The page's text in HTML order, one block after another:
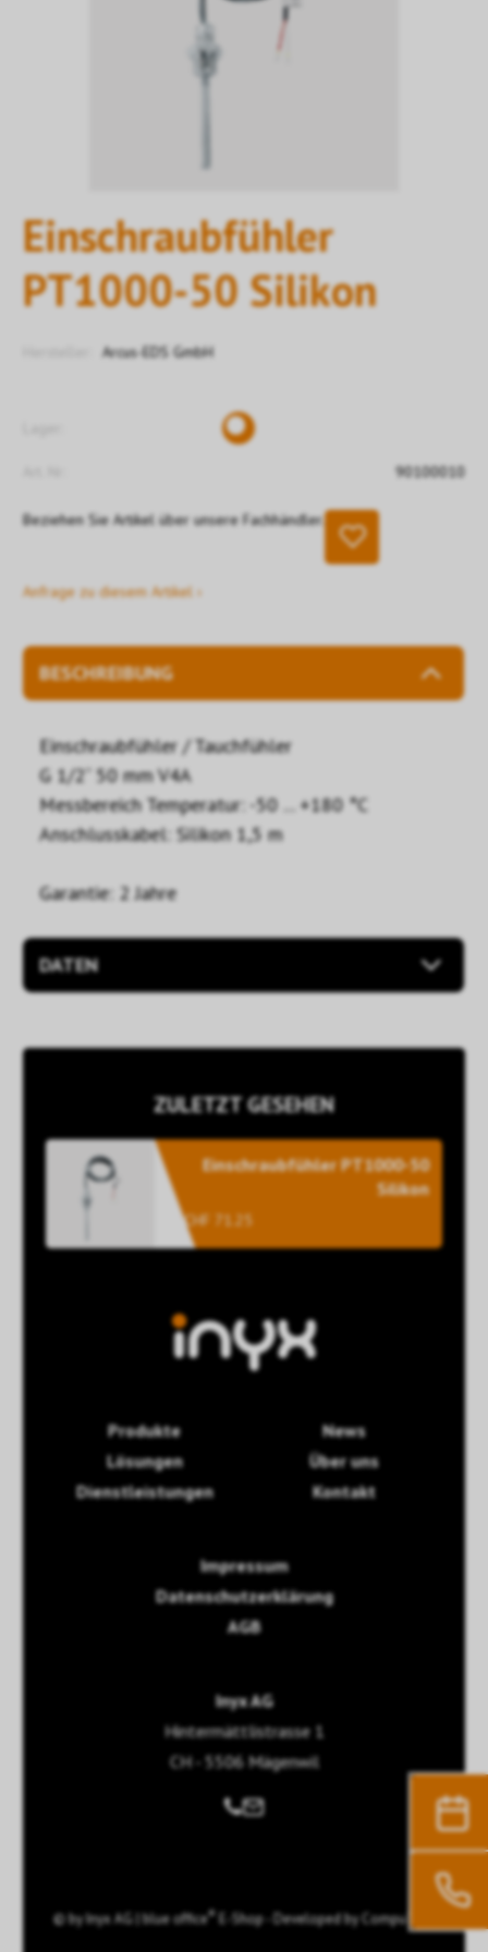
Einschraubfühler
PT1000-50 Silikon
Arcus-EDS GmbH
90100010
Beziehen Sie Artikel über unsere Fachhändler.
Anfrage zu diesem Artikel ›
BESCHREIBUNG
Einschraubfühler / Tauchfühler
G 1/2“ 50 mm V4A
Messbereich Temperatur: -50 ... +180 °C
Anschlusskabel: Silikon 1,5 m
Garantie: 2 Jahre
DATEN
ZULETZT GESEHEN
Einschraubfühler PT1000-50
Silikon
CHF 71.25
Produkte
Lösungen
Dienstleistungen
News
Über uns
Kontakt
Impressum
Datenschutzerklärung
AGB
Inyx AG
Hintermättlistrasse 1
CH - 5506 Mägenwil
© byInyx AG|blue office®E-Shop - Developed byCompuTech